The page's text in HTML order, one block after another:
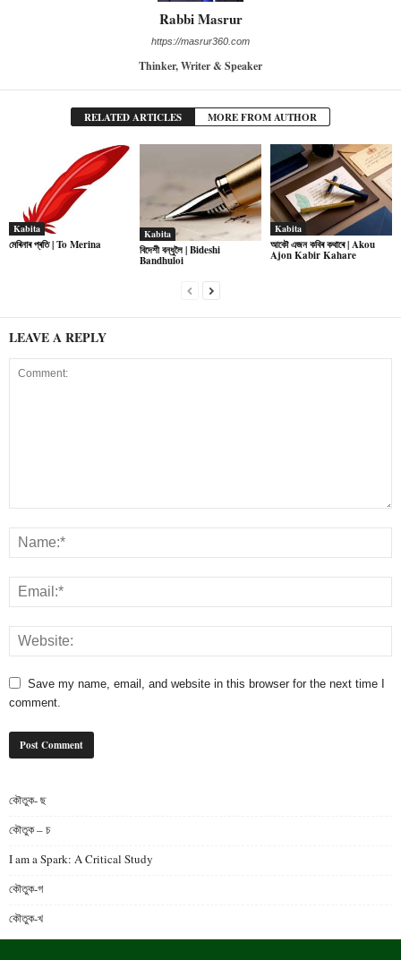
Rabbi Masrur
https://masrur360.com
Thinker, Writer & Speaker
RELATED ARTICLES MORE FROM AUTHOR
Kabita
মেৰিনাৰ প্ৰতি | To Merina
Kabita
বিদেশী বন্ধুলৈ | Bideshi
Bandhuloi
Kabita
আকৌ এজন কবিৰ কথাৰে | Akou
Ajon Kabir Kahare
LEAVE A REPLY
Save my name, email, and website in this browser for the next time I
comment.
কৌতুক- ছ
কৌতুক – চ
I am a Spark: A Critical Study
কৌতুক-গ
কৌতুক-খ